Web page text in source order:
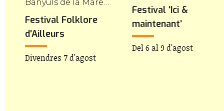
Festival Folklore
d'Ailleurs
Divendres 7 d'agost
Festival ‘Ici &
maintenant’
Del 6 al 9 d'agost